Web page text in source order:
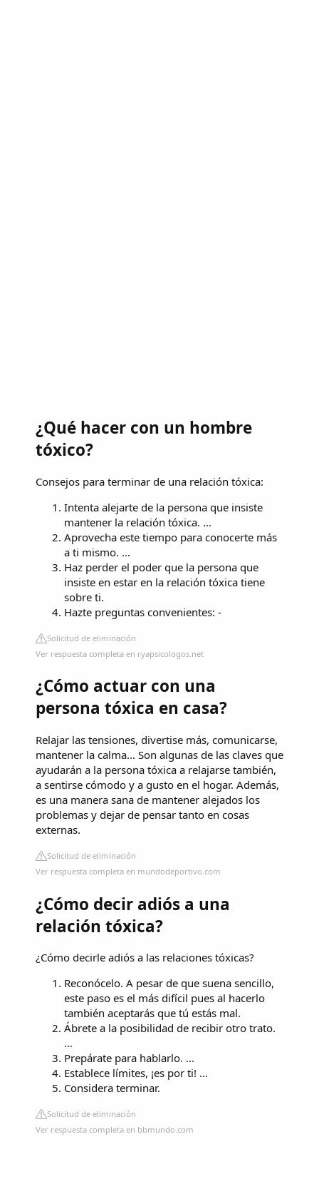
¿Qué hacer con un hombre
tóxico?
Consejos para terminar de una relación tóxica:
Intenta alejarte de la persona que insiste
mantener la relación tóxica. ...
Aprovecha este tiempo para conocerte más
a ti mismo. ...
Haz perder el poder que la persona que
insiste en estar en la relación tóxica tiene
sobre ti.
Hazte preguntas convenientes: -
Solicitud de eliminación
Ver respuesta completa en ryapsicologos.net
¿Cómo actuar con una
persona tóxica en casa?
Relajar las tensiones, divertise más, comunicarse,
mantener la calma... Son algunas de las claves que
ayudarán a la persona tóxica a relajarse también,
a sentirse cómodo y a gusto en el hogar. Además,
es una manera sana de mantener alejados los
problemas y dejar de pensar tanto en cosas
externas.
Solicitud de eliminación
Ver respuesta completa en mundodeportivo.com
¿Cómo decir adiós a una
relación tóxica?
¿Cómo decirle adiós a las relaciones tóxicas?
Reconócelo. A pesar de que suena sencillo,
este paso es el más difícil pues al hacerlo
también aceptarás que tú estás mal.
Ábrete a la posibilidad de recibir otro trato.
...
Prepárate para hablarlo. ...
Establece límites, ¡es por ti! ...
Considera terminar.
Solicitud de eliminación
Ver respuesta completa en bbmundo.com